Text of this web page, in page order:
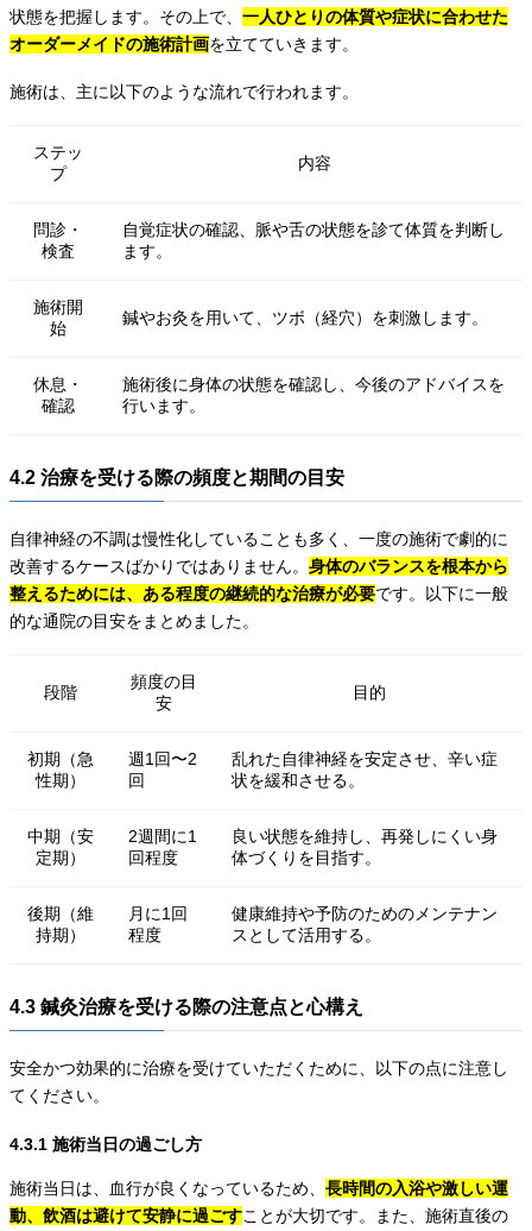
状態を把握します。その上で、 一人ひとりの体質や症状に合わせた
オーダーメイドの施術計画を立てていきます。
施術は、主に以下のような流れで行われます。
ステッ
プ
内容
問診・
検査
自覚症状の確認、脈や舌の状態を診て体質を判断し
ます。
施術開
始
鍼やお灸を用いて、ツボ（経穴）を刺激します。
休息・
確認
施術後に身体の状態を確認し、今後のアドバイスを
行います。
4.2 治療を受ける際の頻度と期間の目安
自律神経の不調は慢性化していることも多く、一度の施術で劇的に
改善するケースばかりではありません。 身体のバランスを根本から
整えるためには、ある程度の継続的な治療が必要です。以下に一般
的な通院の目安をまとめました。
段階
頻度の目
安
目的
初期（急
性期）
週1回〜2
回
乱れた自律神経を安定させ、辛い症
状を緩和させる。
中期（安
定期）
2週間に1
回程度
良い状態を維持し、再発しにくい身
体づくりを目指す。
後期（維
持期）
月に1回
程度
健康維持や予防のためのメンテナン
スとして活用する。
4.3 鍼灸治療を受ける際の注意点と心構え
安全かつ効果的に治療を受けていただくために、以下の点に注意し
てください。
4.3.1 施術当日の過ごし方
施術当日は、血行が良くなっているため、 長時間の入浴や激しい運
動、飲酒は避けて安静に過ごすことが大切です。また、施術直後の